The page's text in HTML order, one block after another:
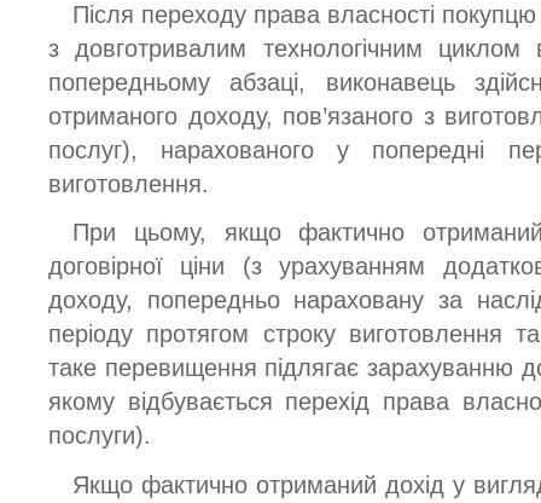
Після переходу права власності
з довготривалим технологічним циклом
попередньому абзаці, виконавець
отриманого доходу, пов’язаного з
послуг), нарахованого у попередні
виготовлення.
При цьому, якщо фактично отриманий
договірної ціни (з урахуванням
доходу, попередньо нараховану за
періоду протягом строку виготовлення
таке перевищення підлягає зарахуванню
якому відбувається перехід права
послуги).
Якщо фактично отриманий дохід у